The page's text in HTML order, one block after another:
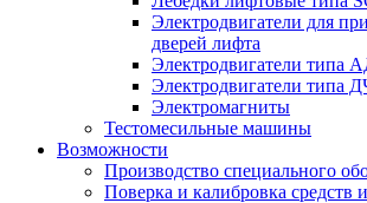
Электродвигатели для
дверей лифта
Электродвигатели типа
Электродвигатели типа
Электромагниты
Тестомесильные машины
Возможности
Производство специального
Поверка и калибровка средств